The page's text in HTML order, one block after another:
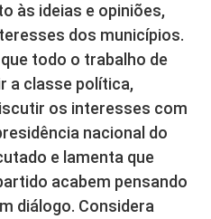
às ideias e opiniões,
dos municípios.
todo o trabalho de
a classe política,
os interesses com
nacional do
e lamenta que
acabem pensando
diálogo. Considera